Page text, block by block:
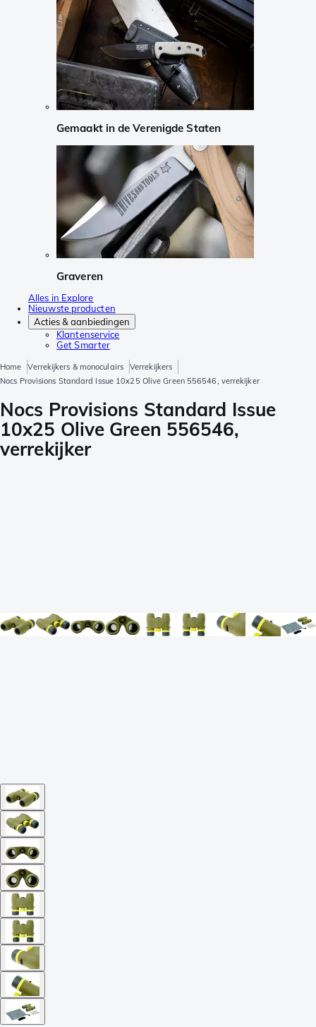
Gemaakt in de Verenigde Staten
Graveren
Alles in Explore
Nieuwste producten
Acties & aanbiedingen
Klantenservice
Get Smarter
Home Verrekijkers & monoculairs
Verrekijkers
Nocs Provisions Standard Issue 10x25 Olive Green 556546, verrekijker
Nocs Provisions Standard Issue
10x25 Olive Green 556546,
verrekijker